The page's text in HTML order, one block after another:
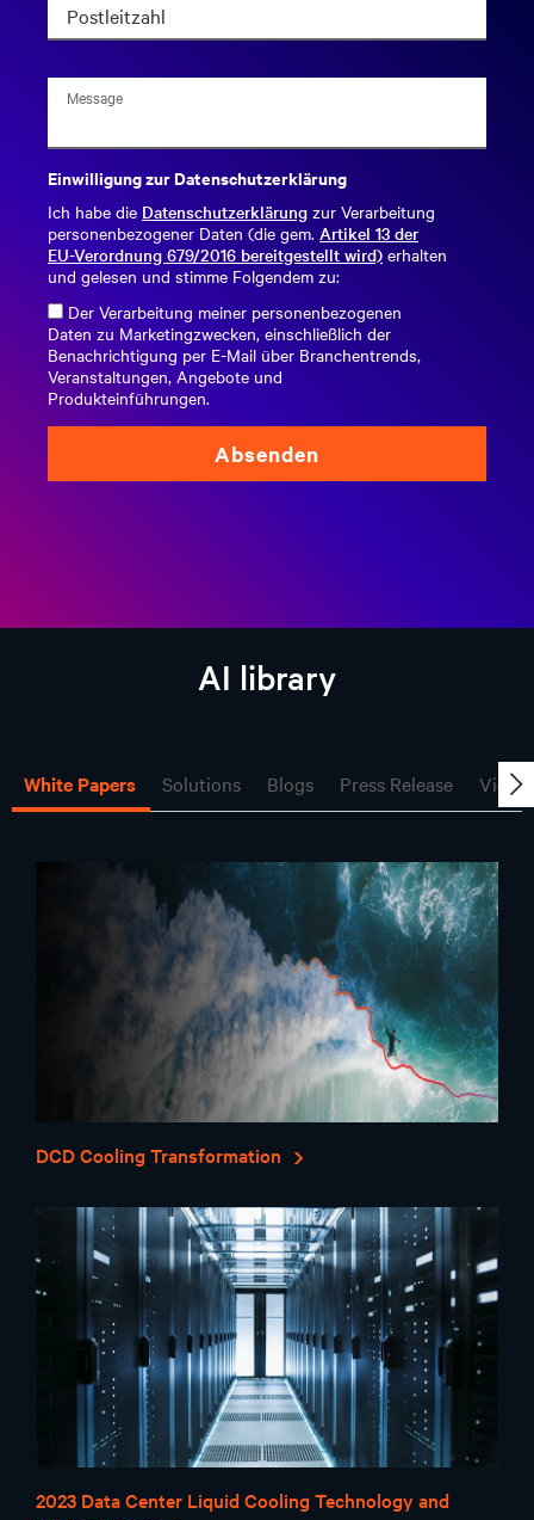
Postleitzahl
Einwilligung zur Datenschutzerklärung
Ich habe die Datenschutzerklärung zur Verarbeitung
personenbezogener Daten (die gem. Artikel 13 der
EU-Verordnung 679/2016 bereitgestellt wird) erhalten
und gelesen und stimme Folgendem zu:
Der Verarbeitung meiner personenbezogenen
Daten zu Marketingzwecken, einschließlich der
Benachrichtigung per E-Mail über Branchentrends,
Veranstaltungen, Angebote und
Produkteinführungen.
Absenden
AI library
White Papers Solutions Blogs Press Release
DCD Cooling Transformation
2023 Data Center Liquid Cooling Technology and